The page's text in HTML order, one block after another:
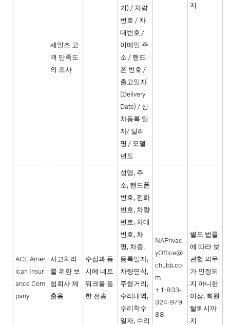
지
세일즈 고
객 만족도
의 조사
기) / 차량
번호 / 차
대번호 /
이메일 주
소 / 핸드
폰 번호 /
출고일자
(Delivery
Date) / 신
차등록 일
자/ 딜러
명 / 모델
년도
ACE Amer
ican Insur
ance Com
pany
사고처리
를 위한 보
험회사 제
출용
수집과 동
시에 네트
워크를 통
한 전송
성명, 주
소, 핸드폰
번호, 전화
번호, 차량
번호, 차대
번호, 차
명, 차종,
등록일자,
차량연식,
주행거리,
수리내역,
수리착수
일자, 수리
NAPrivac
yOffice@
chubb.co
m
+ 1-833-
324-979
88
별도 법률
에 따라 보
관할 의무
가 인정되
지 아니한
이상, 회원
탈퇴시까
지